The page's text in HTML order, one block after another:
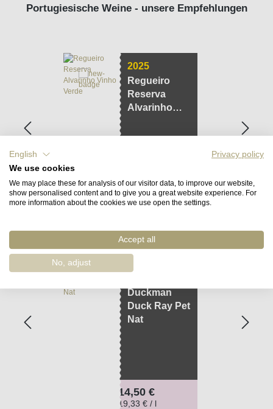
Portugiesische Weine - unsere Empfehlungen
2025
Regueiro
Reserva
Alvarinho
17,20 € / l
12,90 €
Duckman
Duck Ray Pet
Nat
19,33 € / l
Regulärer Preis:
14,50 €
English
Privacy policy
We use cookies
We may place these for analysis of our visitor data, to improve our website,
show personalised content and to give you a great website experience. For
more information about the cookies we use open the settings.
Accept all
No, adjust